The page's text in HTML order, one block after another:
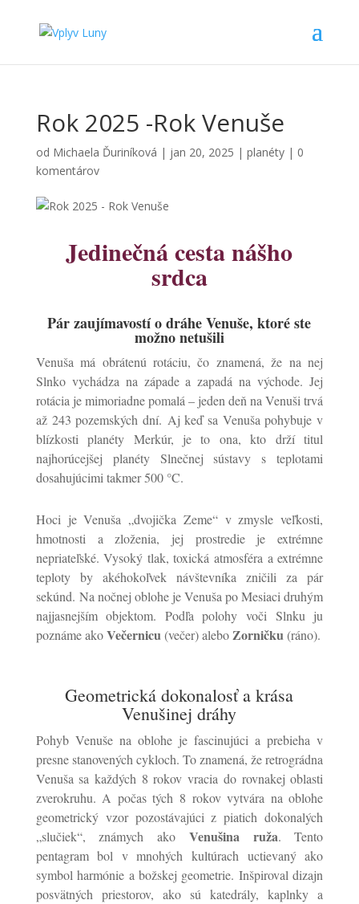
Rok 2025 -Rok Venuše
od Michaela Ďuriníková | jan 20, 2025 | planéty| 0
komentárov
Jedinečná cesta nášho
srdca
Pár zaujímavostí o dráhe Venuše, ktoré ste
možno netušili
Venuša má obrátenú rotáciu, čo znamená, že na nej
Slnko vychádza na západe a zapadá na východe. Jej
rotácia je mimoriadne pomalá – jeden deň na Venuši trvá
až 243 pozemských dní. Aj keď sa Venuša pohybuje v
blízkosti planéty Merkúr, je to ona, kto drží titul
najhorúcejšej planéty Slnečnej sústavy s teplotami
dosahujúcimi takmer 500 °C.
Hoci je Venuša „dvojička Zeme“ v zmysle veľkosti,
hmotnosti a zloženia, jej prostredie je extrémne
nepriateľské. Vysoký tlak, toxická atmosféra a extrémne
teploty by akéhokoľvek návštevníka zničili za pár
sekúnd. Na nočnej oblohe je Venuša po Mesiaci druhým
najjasnejším objektom. Podľa polohy voči Slnku ju
poznáme akoVečernicu (večer) aleboZorničku (ráno).
Geometrická dokonalosť a krása
Venušinej dráhy
Pohyb Venuše na oblohe je fascinujúci a prebieha v
presne stanovených cykloch. To znamená, že retrográdna
Venuša sa každých 8 rokov vracia do rovnakej oblasti
zverokruhu. A počas tých 8 rokov vytvára na oblohe
geometrický vzor pozostávajúci z piatich dokonalých
„slučiek“, známych ako Venušina ruža. Tento
pentagram bol v mnohých kultúrach uctievaný ako
symbol harmónie a božskej geometrie. Inšpiroval dizajn
posvätných priestorov, ako sú katedrály, kaplnky a